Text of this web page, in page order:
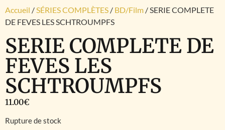
Accueil /SÉRIES COMPLÈTES / BD/Film / SERIE COMPLETE
DE FEVES LES SCHTROUMPFS
SERIE COMPLETE DE
FEVES LES
SCHTROUMPFS
11.00€
Rupture de stock